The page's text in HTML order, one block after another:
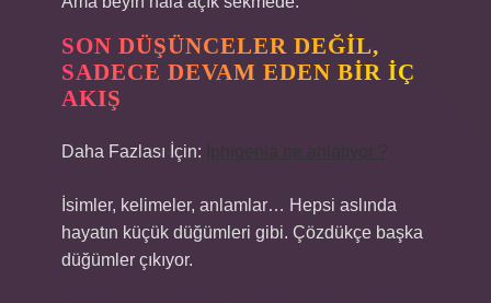
SON DÜŞÜNCELER DEĞIL,
SADECE DEVAM EDEN BIR IÇ
AKIŞ
Daha Fazlası İçin:
İsimler, kelimeler, anlamlar… Hepsi aslında
hayatın küçük düğümleri gibi. Çözdükçe başka
düğümler çıkıyor.